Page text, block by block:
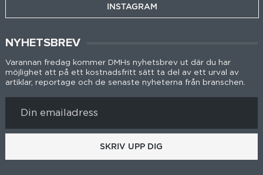
INSTAGRAM
NYHETSBREV
Varannan fredag kommer DMHs nyhetsbrev ut där du har
möjlighet att på ett kostnadsfritt sätt ta del av ett urval av
artiklar, reportage och de senaste nyheterna från branschen.
SKRIV UPP DIG